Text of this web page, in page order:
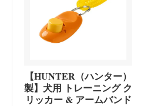
【HUNTER（ハンター）
製】犬用 トレーニング ク
リッカー & アームバンド